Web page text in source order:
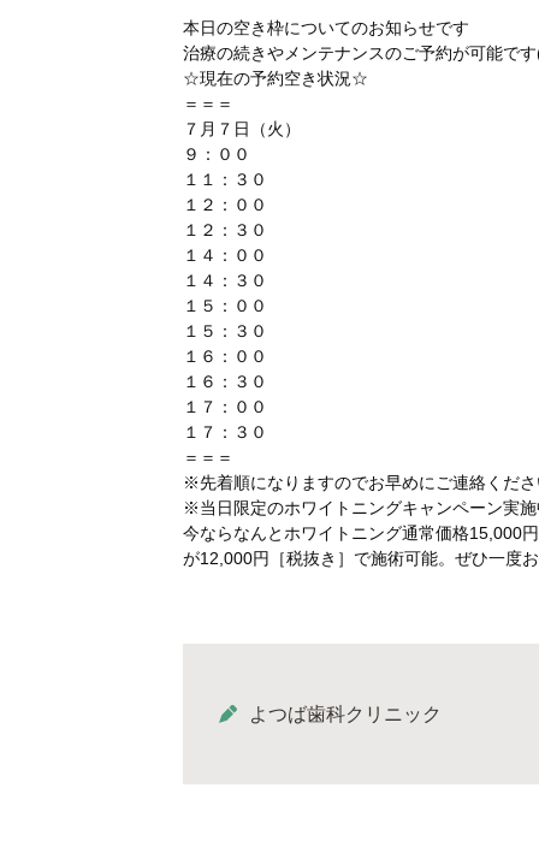
本日の空き枠についてのお知らせです
治療の続きやメンテナンスのご予約が可能で
☆現在の予約空き状況☆
＝＝＝
７月７日（火）
９：００
１１：３０
１２：００
１２：３０
１４：００
１４：３０
１５：００
１５：３０
１６：００
１６：３０
１７：００
１７：３０
＝＝＝
※先着順になりますのでお早めにご連絡くだ
※当日限定のホワイトニングキャンペーン実
今ならなんとホワイトニング通常価格15,000
が12,000円［税抜き］で施術可能。ぜひ一度
よつば歯科クリニック